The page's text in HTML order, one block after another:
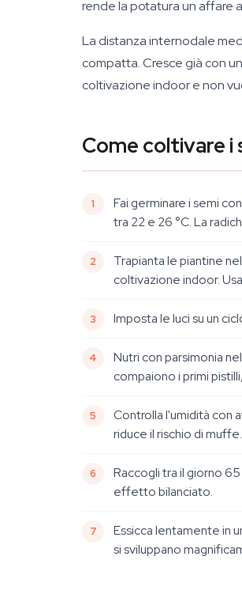
rende la potatura un affare
La distanza internodale
compatta. Cresce già con
coltivazione indoor e non
Come coltivare
Fai germinare i semi
tra 22 e 26 °C. La
Trapianta le piantine
coltivazione indoor.
Imposta le luci su un
Nutri con parsimonia
compaiono i primi
Controlla l'umidità con
riduce il rischio di muffe.
Raccogli tra il giorno
effetto bilanciato.
Essicca lentamente in
si sviluppano